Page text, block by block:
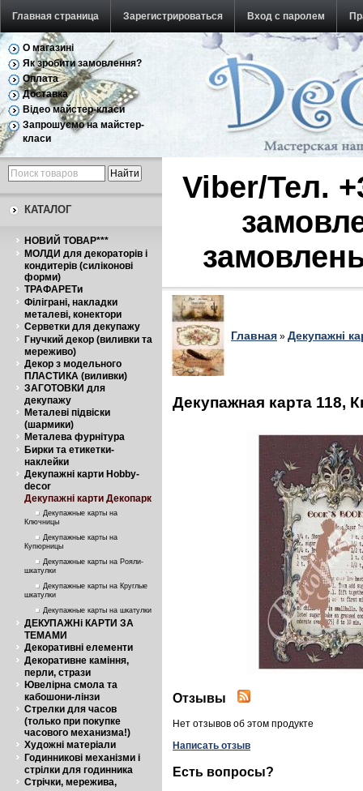
Главная страница Зарегистрироваться Вход с паролем
Обратная связь
О магазині
Як зробити замовлення?
Оплата
Доставка
Відео майстер-класи
Запрошуємо на майстер-
класи
КАТАЛОГ
НОВИЙ ТОВАР***
МОЛДИ для декораторів і
кондитерів (силіконові
форми)
ТРАФАРЕТи
Філіграні, накладки
металеві, конектори
Серветки для декупажу
Гнучкий декор (виливки та
мереживо)
Декор з модельного
ПЛАСТИКА (виливки)
ЗАГОТОВКИ для
декупажу
Металеві підвіски
(шармики)
Металева фурнітура
Бирки та етикетки-
наклейки
Декупажні карти Hobby-
decor
Декупажні карти Декопарк
Декупажные карты на
Ключницы
Декупажные карты на
Купюрницы
Декупажные карты на Рояли-
шкатулки
Декупажные карты на Круглые
шкатулки
Декупажные карты на шкатулки
ДЕКУПАЖНі КАРТИ ЗА
ТЕМАМИ
Декоративні елементи
Декоративне каміння,
перли, стрази
Ювелірна смола та
кабошони-лінзи
Стрелки для часов
(только при покупке
часового механизма!)
Художні матеріали
Годинникові механізми і
стрілки для годинника
Стрічки, мережива,
Viber/Тел.
Главная » Декупажні
Декупажная карта 118,
Отзывы
Нет отзывов об этом продукте
Написать отзыв
Есть вопросы?